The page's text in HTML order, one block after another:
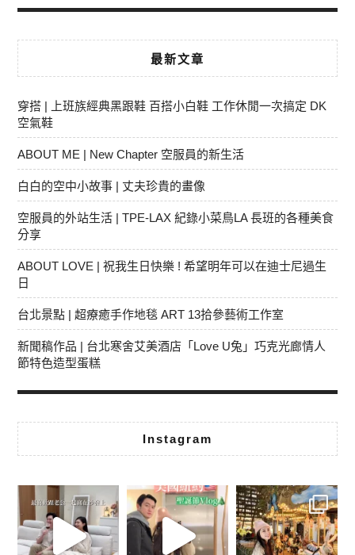
最新文章
穿搭 | 上班族經典黑跟鞋 百搭小白鞋 工作休閒一次搞定 DK
空氣鞋
ABOUT ME | New Chapter 空服員的新生活
白白的空中小故事 | 丈夫珍貴的畫像
空服員的外站生活 | TPE-LAX 紀錄小菜鳥LA 長班的各種美食
分享
ABOUT LOVE | 祝我生日快樂 ! 希望明年可以在迪士尼過生
日
台北景點 | 超療癒手作地毯 ART 13拾參藝術工作室
新聞稿作品 | 台北寒舍艾美酒店「Love U兔」巧克光廊情人
節特色造型蛋糕
Instagram